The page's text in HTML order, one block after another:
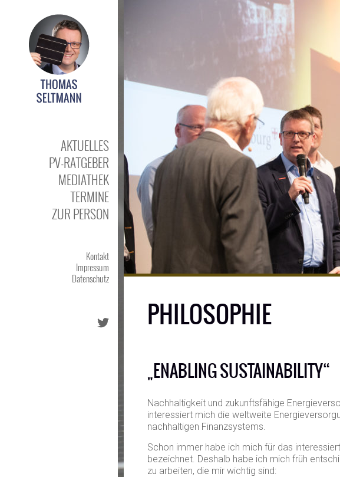
AKTUELLES
PV-RATGEBER
MEDIATHEK
TERMINE
ZUR PERSON
Kontakt
Impressum
Datenschutz
PHILOSOPHIE
„ENABLING SUSTAINABILITY“
Nachhaltigkeit und zukunftsfähige
interessiert mich die weltweite
nachhaltigen Finanzsystems.
Schon immer habe ich mich für das
bezeichnet. Deshalb habe ich mich früh
zu arbeiten, die mir wichtig sind: